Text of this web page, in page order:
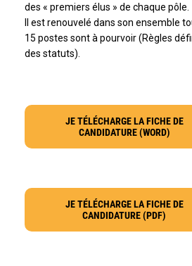
des « premiers élus » de chaque pôle.
Il est renouvelé dans son ensemble
15 postes sont à pourvoir (Règles
des statuts).
JE TÉLÉCHARGE LA FICHE DE
CANDIDATURE (WORD)
JE TÉLÉCHARGE LA FICHE DE
CANDIDATURE (PDF)